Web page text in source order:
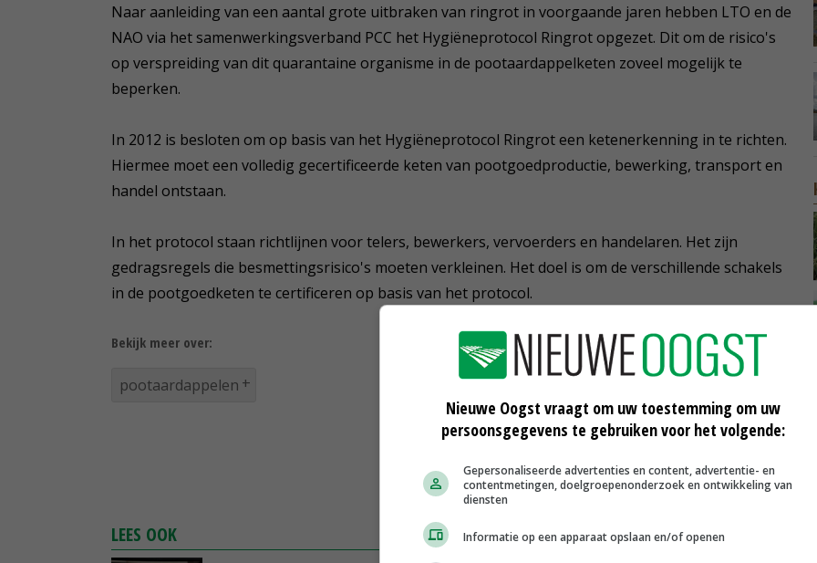
Naar aanleiding van een aantal grote uitbraken van ringrot in voorgaande jaren hebben LTO en de
NAO via het samenwerkingsverband PCC het Hygiëneprotocol Ringrot opgezet. Dit om de risico's
op verspreiding van dit quarantaine organisme in de pootaardappelketen zoveel mogelijk te
beperken.
In 2012 is besloten om op basis van het Hygiëneprotocol Ringrot een ketenerkenning in te richten.
Hiermee moet een volledig gecertificeerde keten van pootgoedproductie, bewerking, transport en
handel ontstaan.
In het protocol staan richtlijnen voor telers, bewerkers, vervoerders en handelaren. Het zijn
gedragsregels die besmettingsrisico's moeten verkleinen. Het doel is om de verschillende schakels
in de pootgoedketen te certificeren op basis van het protocol.
Bekijk meer over:
pootaardappelen
LEES OOK
Nieuwe Oogst vraagt om uw toestemming om uw
persoonsgegevens te gebruiken voor het volgende:
Gepersonaliseerde advertenties en content, advertentie- en
contentmetingen, doelgroepenonderzoek en ontwikkeling van
diensten
Informatie op een apparaat opslaan en/of openen